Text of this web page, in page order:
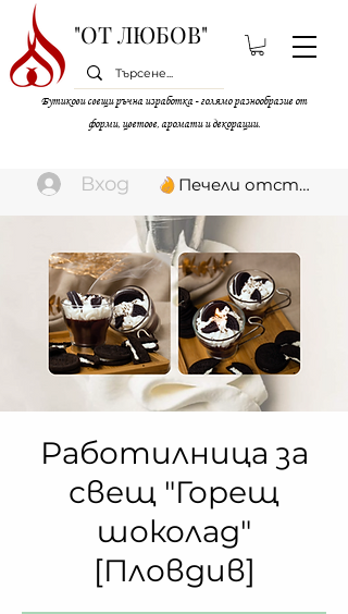
"ОТ ЛЮБОВ"
Бутикови свещи ръчна изработка - голямо разнообразие от
форми, цветове, аромати и декорации.
Вход Печели отстъпки
Работилница за
свещ "Горещ
шоколад"
[Пловдив]